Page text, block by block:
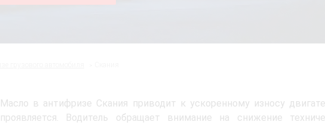
Масло в антифризе Скания приводит к ускоренному износу
проявляется. Водитель обращает внимание на снижение